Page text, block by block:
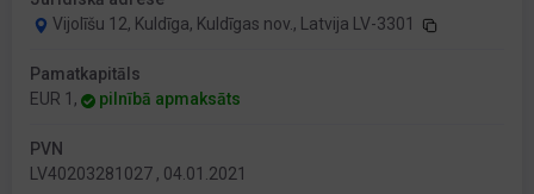
Vijolīšu 12, Kuldīga, Kuldīgas nov., Latvija LV-3301
Pamatkapitāls
EUR 1,
pilnībā apmaksāts
PVN
LV40203281027 , 04.01.2021